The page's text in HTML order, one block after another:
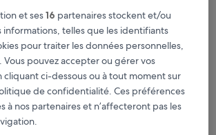
récompenses pour chaque
plus grâce aux Prix membres
prix pour ces dates
et ses16 partenaires stockent et/ou
informations, telles que les identifiants
pour traiter les données personnelles,
Vous pouvez accepter ou gérer vos
cliquant ci-dessous ou à tout moment sur
de confidentialité. Ces préférences
à nos partenaires et n’affecteront pas les